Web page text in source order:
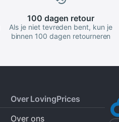
100 dagen retour
Als je niet tevreden bent, kun je
binnen 100 dagen retourneren
Over LovingPrices
Over ons